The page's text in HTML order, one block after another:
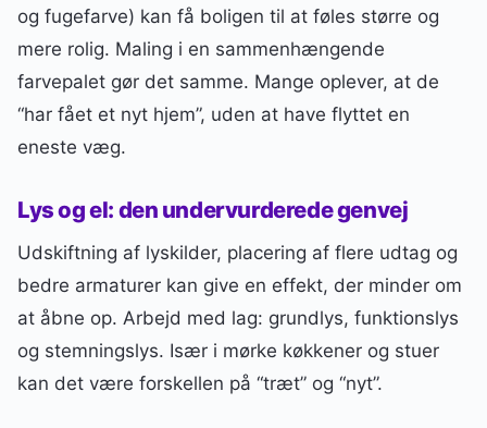
og fugefarve) kan få boligen til at føles større og
mere rolig. Maling i en sammenhængende
farvepalet gør det samme. Mange oplever, at de
“har fået et nyt hjem”, uden at have flyttet en
eneste væg.
Lys og el: den undervurderede genvej
Udskiftning af lyskilder, placering af flere udtag og
bedre armaturer kan give en effekt, der minder om
at åbne op. Arbejd med lag: grundlys, funktionslys
og stemningslys. Især i mørke køkkener og stuer
kan det være forskellen på “træt” og “nyt”.